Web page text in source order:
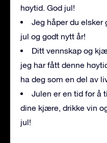
høytid. God jul!
Jeg håper du elsker
jul og godt nytt år!
Ditt vennskap og
jeg har fått denne
ha deg som en del av
Julen er en tid for å
dine kjære, drikke vin
jul!